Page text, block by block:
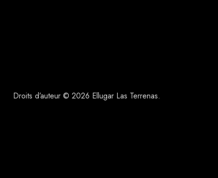
Droits d’auteur © 2026 Ellugar Las Terrenas.